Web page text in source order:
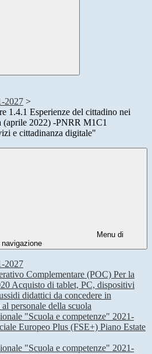
2027 >
1.4.1 Esperienze del cittadino nei
(aprile 2022) -PNRR M1C1
e cittadinanza digitale"
Menu di
navigazione
2027
Complementare (POC) Per la
Acquisto di tablet, PC, dispositivi
didattici da concedere in
personale della scuola
"Scuola e competenze" 2021-
Europeo Plus (FSE+) Piano Estate
"Scuola e competenze" 2021-